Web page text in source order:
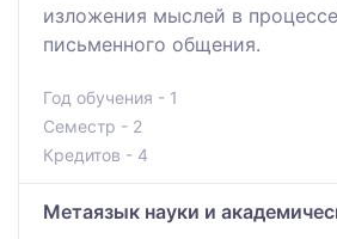
изложения мыслей в
письменного общения.
Год обучения - 1
Семестр - 2
Кредитов - 4
Метаязык науки и